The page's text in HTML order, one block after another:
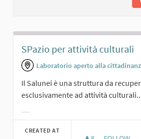
SPazio per attività culturali
Laboratorio aperto alla
Il Salunei è una struttura da
esclusivamente ad attività
CREATED AT